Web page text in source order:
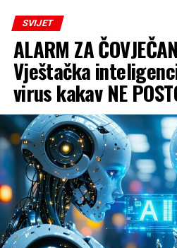
SVIJET
ALARM ZA
Vještačka
virus kakav NE